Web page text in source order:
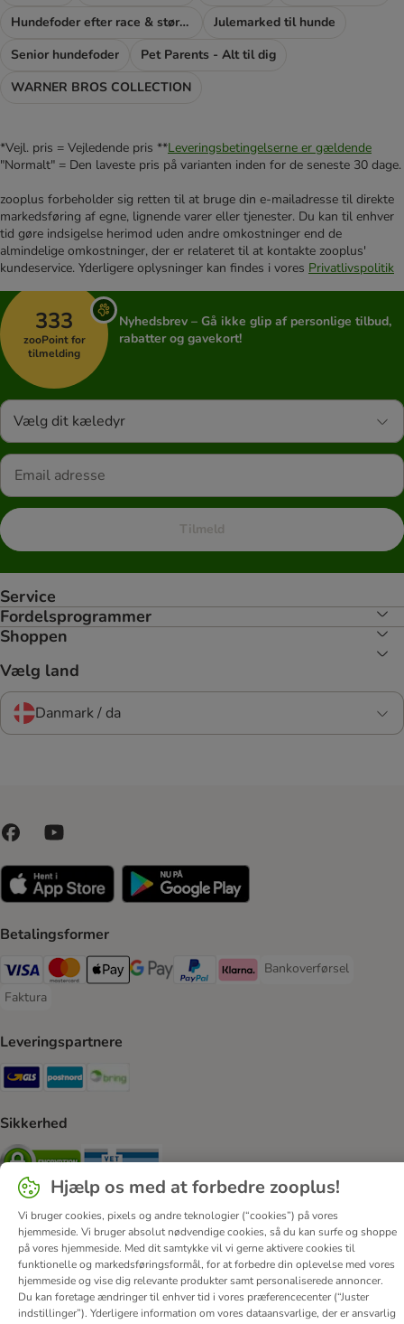
Hundefoder efter race & størrelse
Julemarked til hunde
Senior hundefoder
Pet Parents - Alt til dig
WARNER BROS COLLECTION
*Vejl. pris = Vejledende pris **Leveringsbetingelserne er gældende
"Normalt" = Den laveste pris på varianten inden for de seneste 30 dage.
zooplus forbeholder sig retten til at bruge din e-mailadresse til direkte
markedsføring af egne, lignende varer eller tjenester. Du kan til enhver
tid gøre indsigelse herimod uden andre omkostninger end de
almindelige omkostninger, der er relateret til at kontakte zooplus'
kundeservice. Yderligere oplysninger kan findes i vores Privatlivspolitik
333
zooPoint for
tilmelding
Nyhedsbrev – Gå ikke glip af personlige tilbud,
rabatter og gavekort!
Vælg dit kæledyr
Tilmeld
Service
Fordelsprogrammer
Shoppen
Vælg land
Danmark / da
Betalingsformer
VISA Payment Method
Mastercard Payment Method
Apply pay Payment Method
Google Pay Payment Method
paypal Payment Method
Klarna Payment Method
Bankoverførsel
Bankoverførsel
Faktura
Faktura Payment Method
Leveringspartnere
GLS Shipping Method
Postnord Shipping Method
Sikkerhed
Security
Om os Job hos zooplus
Firmaoplysninger
Forordning om digitale tjenester
Generelle vilkår
Hjælp os med at forbedre zooplus!
Vi bruger cookies, pixels og andre teknologier (“cookies”) på vores
hjemmeside. Vi bruger absolut nødvendige cookies, så du kan surfe og shoppe
på vores hjemmeside. Med dit samtykke vil vi gerne aktivere cookies til
funktionelle og markedsføringsformål, for at forbedre din oplevelse med vores
hjemmeside og vise dig relevante produkter samt personaliserede annoncer.
Du kan foretage ændringer til enhver tid i vores præferencecenter (“Juster
indstillinger”). Yderligere information om vores dataansvarlige, der er ansvarlig